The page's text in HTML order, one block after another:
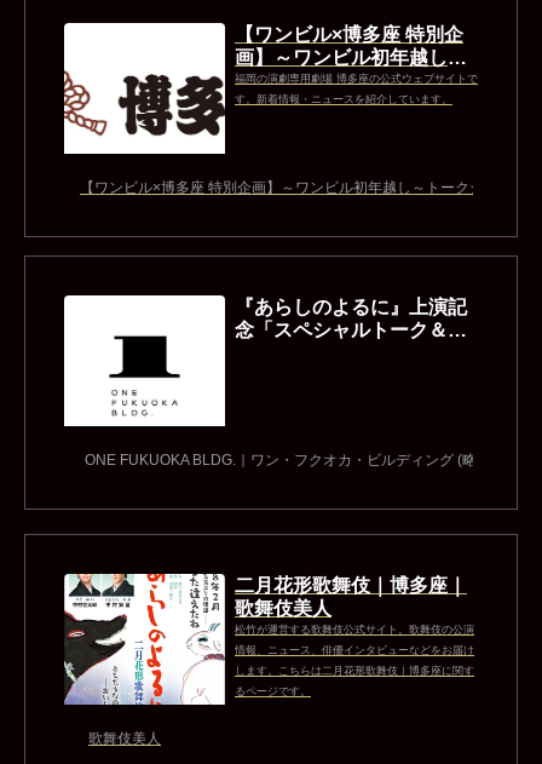
【ワンビル×博多座 特別企
画】～ワンビル初年越し～
トークショー＆餅まき開催
のお知らせ！ ｜...
福岡の演劇専用劇場 博多座の公式ウェブサイトで
す。新着情報・ニュースを紹介しています。
【ワンビル×博多座 特別企画】～ワンビル初年越し～トークショー＆
『あらしのよるに』上演記
念「スペシャルトーク＆餅
ONE FUKUOKA BLDG.｜ワン・フクオカ・ビルディング (略称：ワン
二月花形歌舞伎｜博多座｜
歌舞伎美人
松竹が運営する歌舞伎公式サイト。歌舞伎の公演
情報、ニュース、俳優インタビューなどをお届け
します。こちらは二月花形歌舞伎｜博多座に関す
るページです。
歌舞伎美人